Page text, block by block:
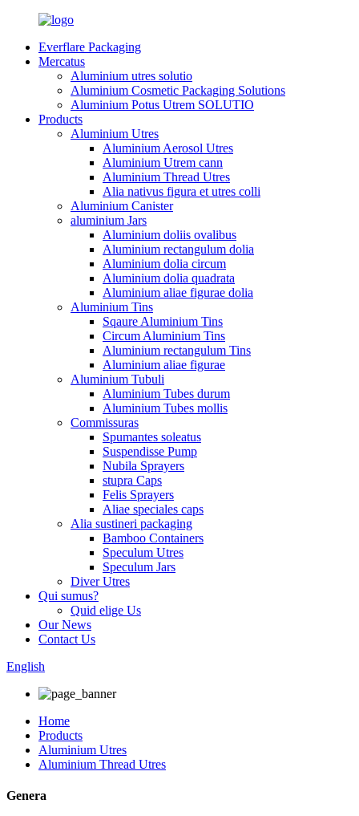
Everflare Packaging
Mercatus
Aluminium utres solutio
Aluminium Cosmetic Packaging Solutions
Aluminium Potus Utrem SOLUTIO
Products
Aluminium Utres
Aluminium Aerosol Utres
Aluminium Utrem cann
Aluminium Thread Utres
Alia nativus figura et utres colli
Aluminium Canister
aluminium Jars
Aluminium doliis ovalibus
Aluminium rectangulum dolia
Aluminium dolia circum
Aluminium dolia quadrata
Aluminium aliae figurae dolia
Aluminium Tins
Sqaure Aluminium Tins
Circum Aluminium Tins
Aluminium rectangulum Tins
Aluminium aliae figurae
Aluminium Tubuli
Aluminium Tubes durum
Aluminium Tubes mollis
Commissuras
Spumantes soleatus
Suspendisse Pump
Nubila Sprayers
stupra Caps
Felis Sprayers
Aliae speciales caps
Alia sustineri packaging
Bamboo Containers
Speculum Utres
Speculum Jars
Diver Utres
Qui sumus?
Quid elige Us
Our News
Contact Us
English
Home
Products
Aluminium Utres
Aluminium Thread Utres
Genera